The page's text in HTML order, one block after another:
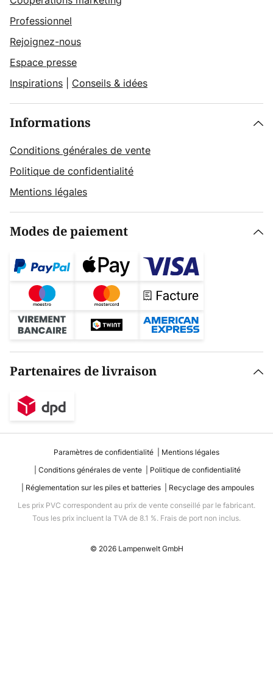
Professionnel
Rejoignez-nous
Espace presse
Inspirations
Conseils & idées
Informations
Conditions générales de vente
Politique de confidentialité
Mentions légales
Modes de paiement
Partenaires de livraison
Paramètres de confidentialité
Mentions légales
Conditions générales de vente
Politique de confidentialité
Réglementation sur les piles et batteries
Recyclage des ampoules
Les prix PVC correspondent au prix de vente conseillé par le fabricant.
Tous les prix incluent la TVA de 8.1 %. Frais de port non inclus.
© 2026 Lampenwelt GmbH